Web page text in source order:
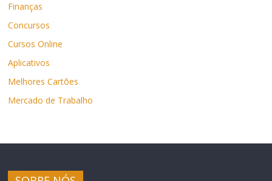
Finanças
Concursos
Cursos Online
Aplicativos
Melhores Cartões
Mercado de Trabalho